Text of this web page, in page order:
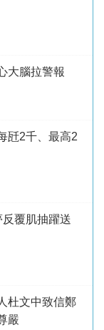
大腦拉警報
瓩2千、最高2
覆肌抽躍送
杜文中致信鄭
嚴